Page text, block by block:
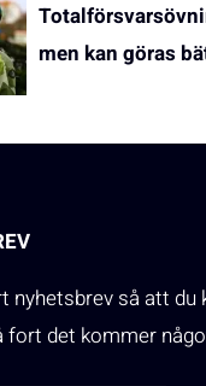
men kan göras
nyhetsbrev så att du
fort det kommer